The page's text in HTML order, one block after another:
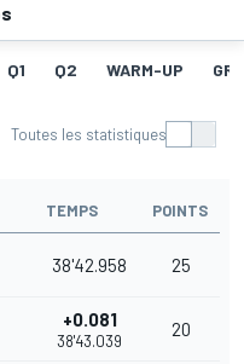
Q1 Q2 WARM-UP
Toutes les statistiques
TEMPS POINTS
38'42.958 25
+0.081
38'43.039
20